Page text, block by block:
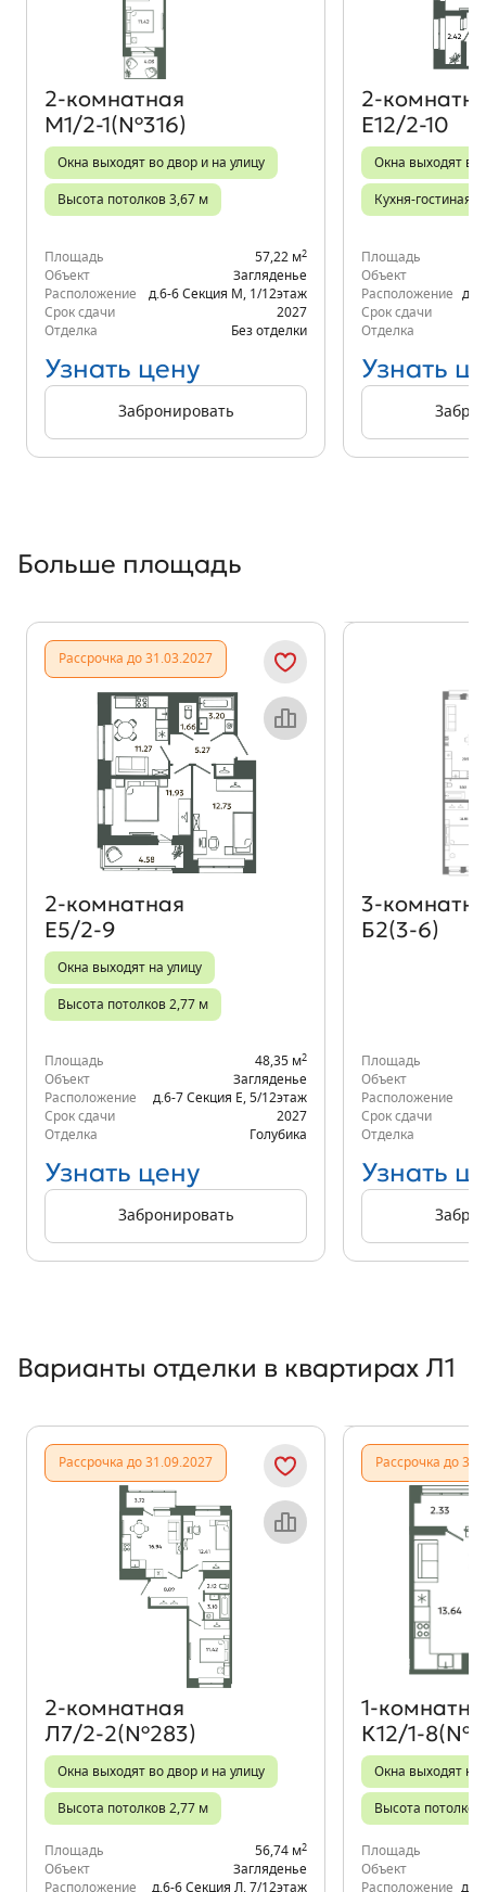
2‑комнатная
М1/2-1(№316)
Окна выходят во двор и на улицу
Высота потолков 3,67 м
Площадь 57,22 м2
Объект
Загляденье
Расположение
д.6-6 Секция М 1/12этаж
Срок сдачи
2027
Отделка
Без отделки
Узнать цену
Забронировать
Е12/2-10
Окна выходят во
Кухня-гостиная
Площадь
Объект
Расположение
Срок сдачи
Отделка
Узнать
Больше площадь
Рассрочка до 31.03.2027
Объект месяца
2‑комнатная
Е5/2-9
Окна выходят на улицу
Высота потолков 2,77 м
Площадь 48,35 м2
Объект
Загляденье
Расположение
д.6-7 Секция Е 5/12этаж
Срок сдачи
2027
Отделка
Голубика
Узнать цену
Забронировать
Б2(3-6)
Площадь
Объект
Расположение
Срок сдачи
Отделка
Узнать
Варианты отделки в квартирах Л1
Рассрочка до 31.09.2027
Объект месяца
2‑комнатная
Л7/2-2(№283)
Окна выходят во двор и на улицу
Высота потолков 2,77 м
Площадь 56,74 м2
Объект
Загляденье
Расположение
д.6-6 Секция Л 7/12этаж
Рассрочка до
К12/1-
Окна выходят на
Высота
Площадь
Объект
Расположение